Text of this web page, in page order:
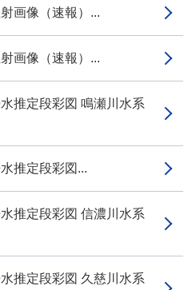
画像（速報）...
画像（速報）...
推定段彩図 鳴瀬川水系
推定段彩図...
推定段彩図 信濃川水系
推定段彩図 久慈川水系